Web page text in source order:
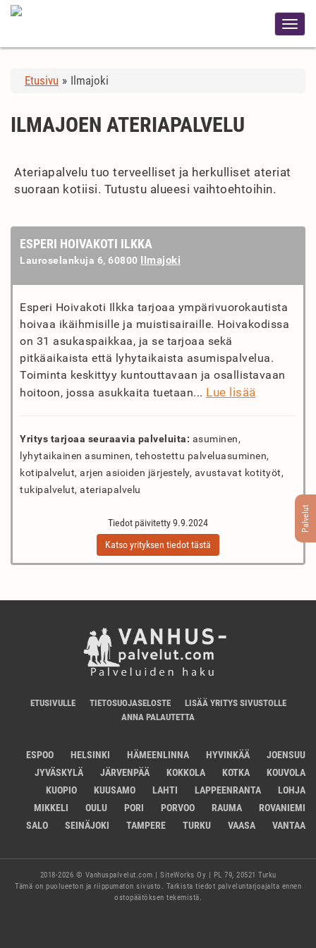
Etusivu » Ilmajoki
Palvelut
ILMAJOEN ATERIAPALVELU
Ateriapalvelu tuo terveelliset ja herkulliset ateriat
suoraan kotiisi. Tutustu alueesi vaihtoehtoihin.
ESPERI HOIVAKOTI ILKKA
Lauroselankuja 6, 60800 Ilmajoki
Esperi Hoivakoti Ilkka tarjoaa ympärivuorokautista
hoivaa ikäihmisille ja muistisairaille. Hoivakodissa
on 31 asukaspaikkaa, ja se tarjoaa sekä
pitkäaikaista että lyhytaikaista asumispalvelua.
Toiminta keskittyy kuntouttavaan ja osallistavaan
hoitoon, jossa asukkaita tuetaan... Lue lisää
Yritys tarjoaa seuraavia palveluita: asuminen,
lyhytaikainen asuminen, tehostettu palveluasuminen,
kotipalvelut, arjen asioiden järjestely, avustavat kotityöt,
tukipalvelut, ateriapalvelu
Tiedot päivitetty 9.9.2024
Katso yrityksen tiedot tästä
ETUSIVULLE TIETOSUOJASELOSTE
LISÄÄ YRITYS SIVUSTOLLE
ANNA PALAUTETTA
ESPOO HELSINKI HÄMEENLINNA HYVINKÄÄ
JOENSUU
JYVÄSKYLÄ
JÄRVENPÄÄ KOKKOLA KOTKA
KOUVOLA
KUOPIO
KUUSAMO LAHTI LAPPEENRANTA
LOHJA
MIKKELI
OULU PORI PORVOO RAUMA
ROVANIEMI
SALO
SEINÄJOKI TAMPERE TURKU VAASA VANTAA
2018-2026 © Vanhuspalvelut.com | SiteWorks Oy | PL 79, 20521 Turku
Tämä on puolueeton ja riippumaton sivusto. Tarkista tiedot palveluntarjoajalta ennen
ostopäätöksen tekemistä.